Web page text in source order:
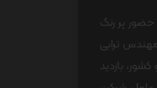
پر رنگ
ترابی
بازدید